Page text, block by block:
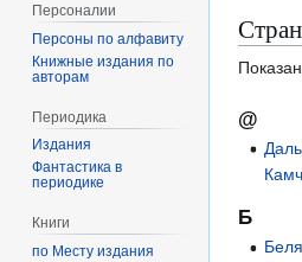
поиску
@
Б
Персоналии
Персоны по алфавиту
Книжные издания по
авторам
Периодика
Издания
Фантастика в
периодике
Книги
по Месту издания